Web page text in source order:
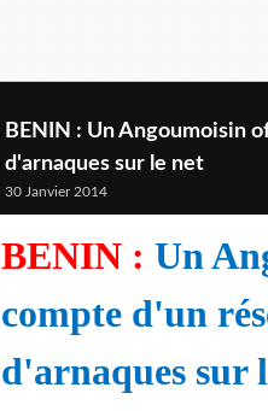
BENIN : Un Angoumoisin
d'arnaques sur le net
30 Janvier 2014
BENIN : Un
compte d'un
d'arnaques sur